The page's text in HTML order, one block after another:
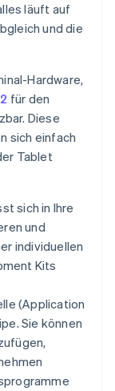
läuft auf
und die
Hardware,
für den
Diese
sich einfach
Tablet
sich in Ihre
und
individuellen
Kits
(Application
Sie können